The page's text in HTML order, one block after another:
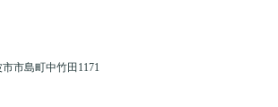
市島町中竹田1171